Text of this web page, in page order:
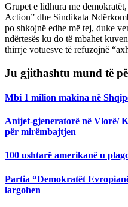
Grupet e lidhura me
Action” dhe Sindikata
po shkojnë edhe më tej, duke
ndërtesës ku do të mbahet
thirrje votuesve të refuzojnë
Ju gjithashtu mund të
Mbi 1 milion makina në
Anijet-gjeneratorë në Vlorë/
për mirëmbajtjen
100 ushtarë amerikanë u
Partia “Demokratët
largohen